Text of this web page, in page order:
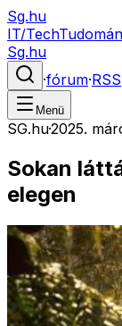
Sg.hu
IT/Tech
Sg.hu
·fórum·RSS
Menü
SG.hu·2025.
Sokan
elegen